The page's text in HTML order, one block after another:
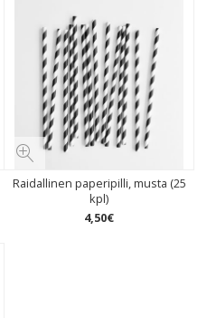
Raidallinen paperipilli, musta (25
kpl)
4,50€